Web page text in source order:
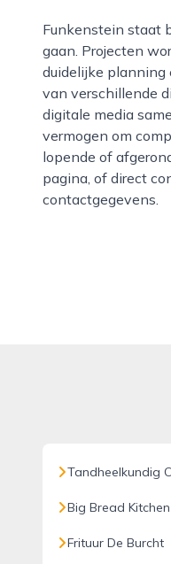
Funkenstein staat bekend om een benadering waarin experiment en toegankelijkheid hand in hand
gaan. Projecten
duidelijke planning
van verschillende
digitale media
vermogen om
lopende of
pagina, of direct
contactgegevens.
Tandheelkundig
Big Bread Kitchen
Frituur De Burcht